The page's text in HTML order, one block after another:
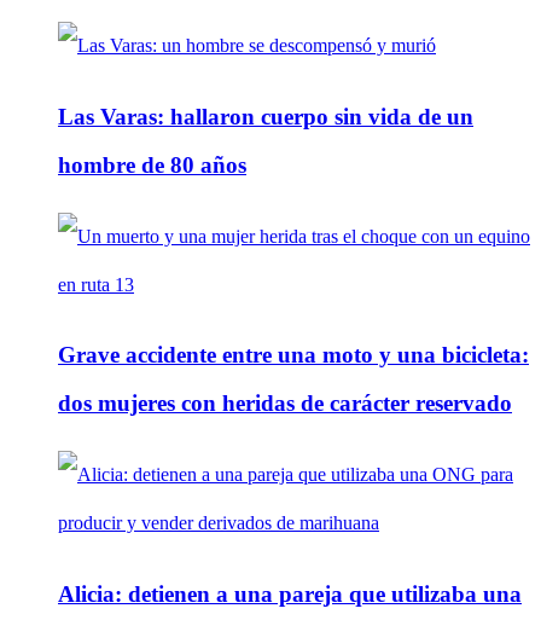
Las Varas: hallaron cuerpo sin vida de un
hombre de 80 años
Grave accidente entre una moto y una bicicleta:
dos mujeres con heridas de carácter reservado
Alicia: detienen a una pareja que utilizaba una